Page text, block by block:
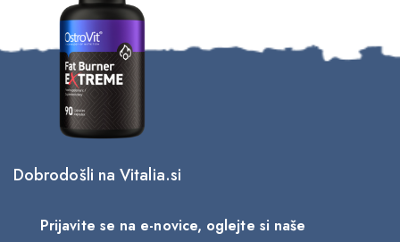
Dobrodošli na Vitalia.si
Prijavite se na e-novice, oglejte si naše